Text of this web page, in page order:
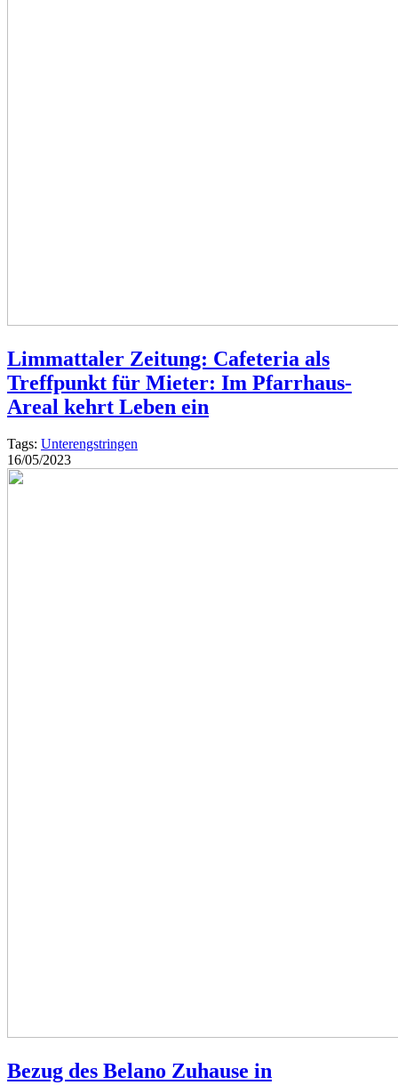
Limmattaler Zeitung: Cafeteria als
Treffpunkt für Mieter: Im Pfarrhaus-
Areal kehrt Leben ein
Tags: Unterengstringen
16/05/2023
Bezug des Belano Zuhause in